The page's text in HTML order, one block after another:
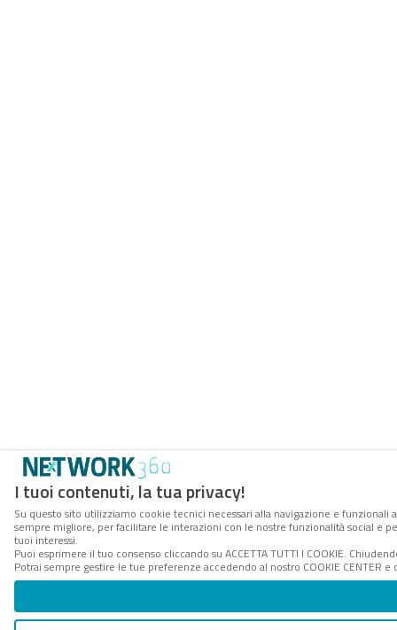
I tuoi contenuti, la tua privacy!
Su questo sito utilizziamo cookie tecnici necessari alla navigazione e
sempre migliore, per facilitare le interazioni con le nostre funzionalità social e
tuoi interessi.
Puoi esprimere il tuo consenso cliccando su ACCETTA TUTTI I COOKIE.
Potrai sempre gestire le tue preferenze accedendo al nostro COOKIE